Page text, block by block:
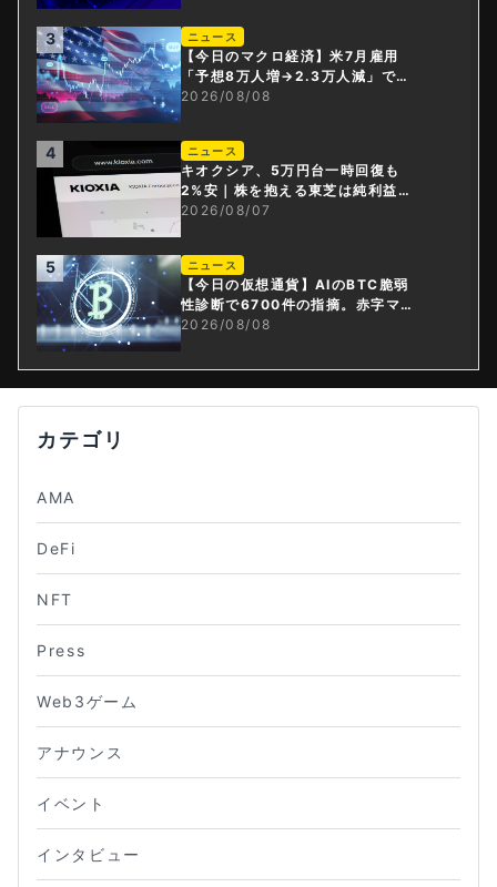
3 ニュース
【今日のマクロ経済】米7月雇用
「予想8万人増→2.3万人減」で利
上げ観測後退
2026/08/08
4 ニュース
キオクシア、5万円台一時回復も
2%安｜株を抱える東芝は純利益3
0倍
2026/08/07
5 ニュース
【今日の仮想通貨】AIのBTC脆弱
性診断で6700件の指摘。赤字マイ
ニング企業はAIに賭ける
2026/08/08
カテゴリ
AMA
DeFi
NFT
Press
Web3ゲーム
アナウンス
イベント
インタビュー